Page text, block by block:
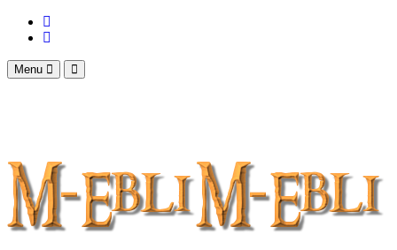
Menu